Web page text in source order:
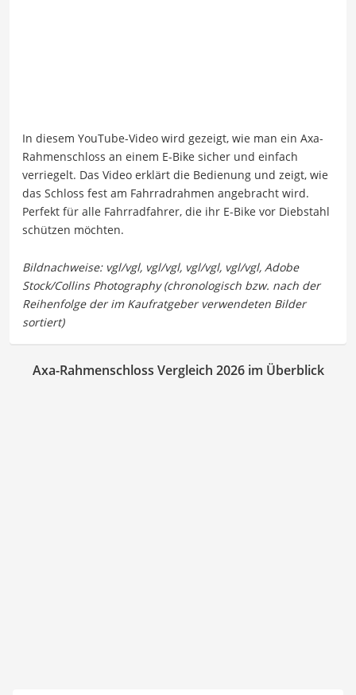
In diesem YouTube-Video wird gezeigt, wie man ein Axa-
Rahmenschloss an einem E-Bike sicher und einfach
verriegelt. Das Video erklärt die Bedienung und zeigt, wie
das Schloss fest am Fahrradrahmen angebracht wird.
Perfekt für alle Fahrradfahrer, die ihr E-Bike vor Diebstahl
schützen möchten.
Axa-Rahmenschloss Vergleich 2026 im Überblick